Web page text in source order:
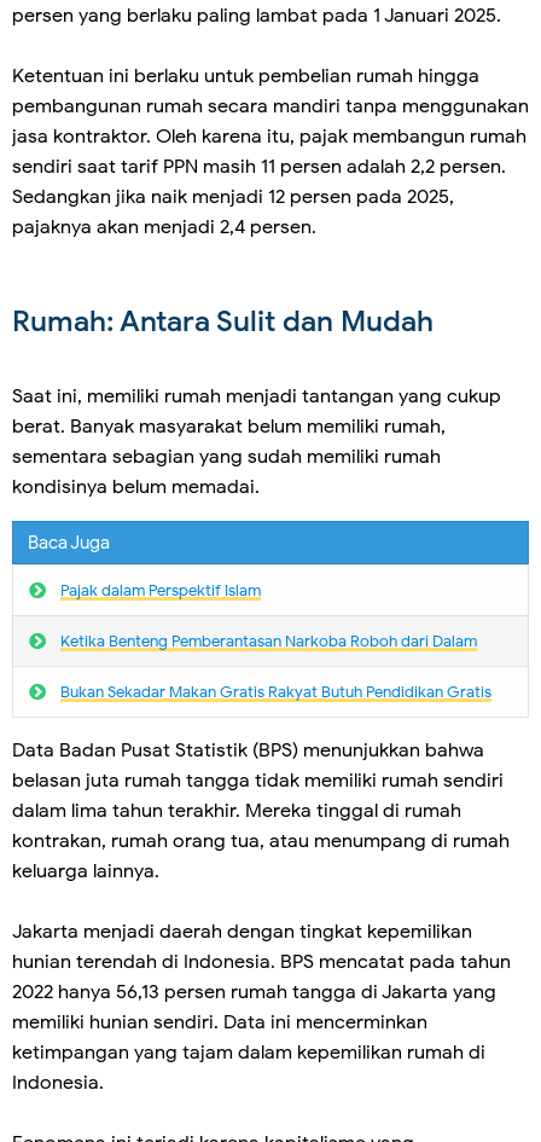
persen yang berlaku paling lambat pada 1 Januari 2025.
Ketentuan ini berlaku untuk pembelian rumah hingga
pembangunan rumah secara mandiri tanpa menggunakan
jasa kontraktor. Oleh karena itu, pajak membangun rumah
sendiri saat tarif PPN masih 11 persen adalah 2,2 persen.
Sedangkan jika naik menjadi 12 persen pada 2025,
pajaknya akan menjadi 2,4 persen.
Rumah: Antara Sulit dan Mudah
Saat ini, memiliki rumah menjadi tantangan yang cukup
berat. Banyak masyarakat belum memiliki rumah,
sementara sebagian yang sudah memiliki rumah
kondisinya belum memadai.
Baca Juga
Pajak dalam Perspektif Islam
Ketika Benteng Pemberantasan Narkoba Roboh dari Dalam
Bukan Sekadar Makan Gratis Rakyat Butuh Pendidikan Gratis
Data Badan Pusat Statistik (BPS) menunjukkan bahwa
belasan juta rumah tangga tidak memiliki rumah sendiri
dalam lima tahun terakhir. Mereka tinggal di rumah
kontrakan, rumah orang tua, atau menumpang di rumah
keluarga lainnya.
Jakarta menjadi daerah dengan tingkat kepemilikan
hunian terendah di Indonesia. BPS mencatat pada tahun
2022 hanya 56,13 persen rumah tangga di Jakarta yang
memiliki hunian sendiri. Data ini mencerminkan
ketimpangan yang tajam dalam kepemilikan rumah di
Indonesia.